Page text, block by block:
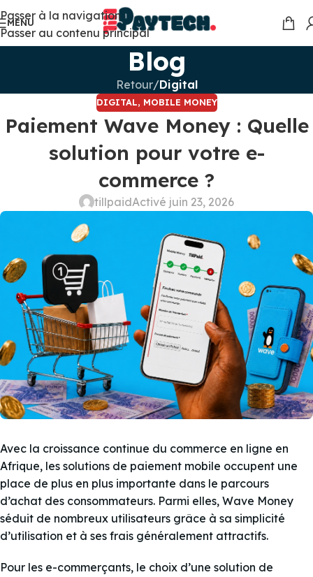
Passer à la navigation
Passer au contenu principal
MENU
Blog
Retour/Digital
DIGITAL, MOBILE MONEY
Paiement Wave Money : Quelle
solution pour votre e-
commerce ?
tillpaidActivé juin 23, 2026
Avec la croissance continue du commerce en ligne en
Afrique, les solutions de paiement mobile occupent une
place de plus en plus importante dans le parcours
d’achat des consommateurs. Parmi elles, Wave Money
séduit de nombreux utilisateurs grâce à sa simplicité
d’utilisation et à ses frais généralement attractifs.
Pour les e-commerçants, le choix d’une solution de